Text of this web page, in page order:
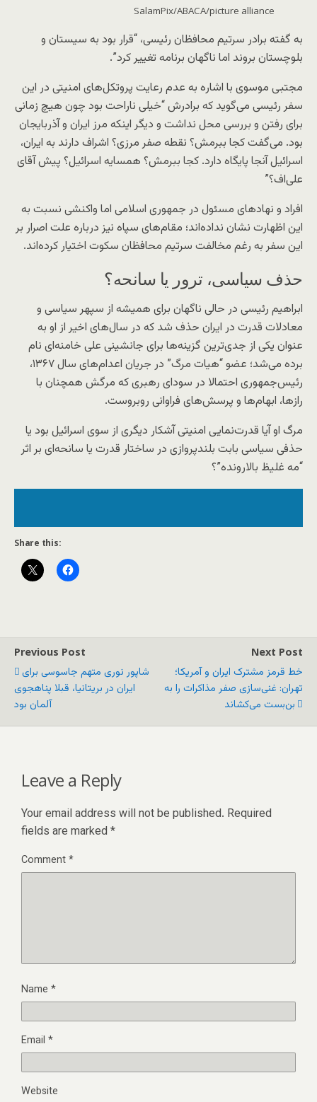
SalamPix/ABACA/picture alliance
به گفته برادر سرتیم محافظان رئیسی، “قرار بود به سیستان و
بلوچستان بروند اما ناگهان برنامه تغییر کرد”.
مجتبی موسوی با اشاره به عدم رعایت پروتکل‌های امنیتی در این
سفر رئیسی می‌گوید که برادرش “خیلی ناراحت بود چون هیچ زمانی
برای رفتن و بررسی محل نداشت و دیگر اینکه مرز ایران و آذربایجان
بود. می‌گفت کجا ببرمش؟ نقطه صفر مرزی؟ اشراف دارند به ایران،
اسرائیل آنجا پایگاه دارد. کجا ببرمش؟ همسایه اسرائیل؟ پیش آقای
علی‌اف؟”
افراد و نهادهای مسئول در جمهوری اسلامی اما واکنشی نسبت به
این اظهارت نشان نداده‌اند؛ مقام‌های سپاه نیز درباره علت اصرار بر
این سفر به رغم مخالفت سرتیم محافظان سکوت اختیار کرده‌اند.
حذف سیاسی، ترور یا سانحه؟
ابراهیم رئیسی در حالی ناگهان برای همیشه از سپهر سیاسی و
معادلات قدرت در ایران حذف شد که در سال‌های اخیر از او به
عنوان یکی از جدی‌ترین گزینه‌ها برای جانشینی علی خامنه‌ای نام
برده می‌شد؛ عضو “هیات مرگ” در جریان اعدام‌های سال ۱۳۶۷،
رئیس‌جمهوری احتمالا در سودای رهبری که مرگش همچنان با
رازها، ابهام‌ها و پرسش‌های فراوانی روبروست.
مرگ او آیا قدرت‌نمایی امنیتی آشکار دیگری از سوی اسرائیل بود یا
حذفی سیاسی بابت بلندپروازی در ساختار قدرت یا سانحه‌ای بر اثر
“مه غلیظ بالارونده”؟
Share this:
Previous Post
شاپور نوری متهم جاسوسی برای
ایران در بریتانیا، قبلا پناهجوی
آلمان بود
Next Post
خط قرمز مشترک ایران و آمریکا؛
تهران: غنی‌سازی صفر مذاکرات را به
بن‌بست می‌کشاند
Leave a Reply
Your email address will not be published. Required
fields are marked *
Comment*
Name *
Email *
Website